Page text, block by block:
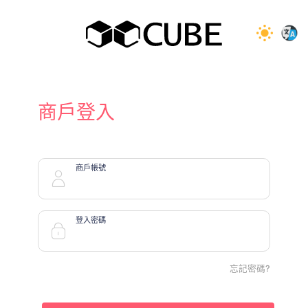
商戶登入
商戶帳號
登入密碼
忘記密碼?